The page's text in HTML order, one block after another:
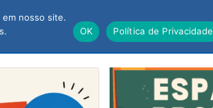
PROFESSOR BLOG
em nosso site.
OK Política de Privacidade